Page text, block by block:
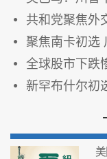
共和党聚焦外
聚焦南卡初选
全球股市下跌
新罕布什尔初